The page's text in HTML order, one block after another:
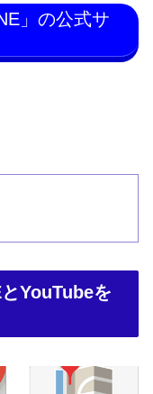
」の公式サ
YouTubeを